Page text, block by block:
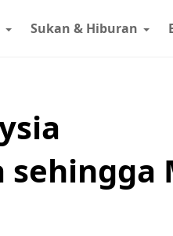
Sukan & Hiburan
sehingga